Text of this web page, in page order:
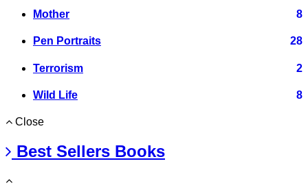
Mother 8
Pen Portraits 28
Terrorism 2
Wild Life 8
Close
Best Sellers Books